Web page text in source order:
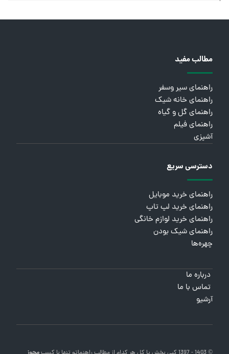
مطالب مفید
راهنمای سیر وسفر
راهنمای خانه شیک
راهنمای گل و گیاه
راهنمای فیلم
آشپزی
دسترسی سریع
راهنمای خرید موبایل
راهنمای خرید لپ تاپ
راهنمای خرید لوازم خانگی
راهنمای شیک بودن
چهره‌ها
درباره ما
تماس با ما
آرشیو